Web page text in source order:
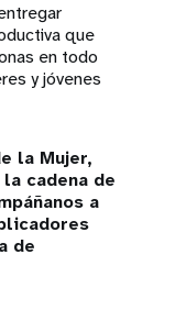
que
en todo
y jóvenes
la Mujer,
cadena de
a
de